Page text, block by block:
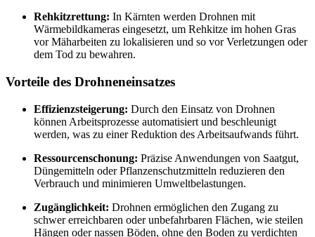
Rehkitzrettung: In Kärnten werden Drohnen mit
Wärmebildkameras eingesetzt, um Rehkitze im hohen Gras
vor Mäharbeiten zu lokalisieren und so vor Verletzungen oder
dem Tod zu bewahren.
Vorteile des Drohneneinsatzes
Effizienzsteigerung: Durch den Einsatz von Drohnen
können Arbeitsprozesse automatisiert und beschleunigt
werden, was zu einer Reduktion des Arbeitsaufwands führt.
Ressourcenschonung: Präzise Anwendungen von Saatgut,
Düngemitteln oder Pflanzenschutzmitteln reduzieren den
Verbrauch und minimieren Umweltbelastungen.
Zugänglichkeit: Drohnen ermöglichen den Zugang zu
schwer erreichbaren oder unbefahrbaren Flächen, wie steilen
Hängen oder nassen Böden, ohne den Boden zu verdichten